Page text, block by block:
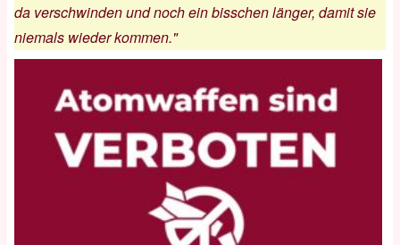
da verschwinden und noch ein bisschen länger, damit sie
niemals wieder kommen."